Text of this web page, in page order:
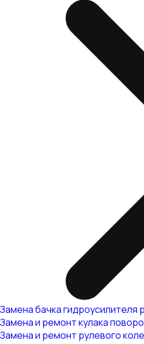
Замена бачка гидроусилителя
Замена и ремонт кулака
Замена и ремонт рулевого